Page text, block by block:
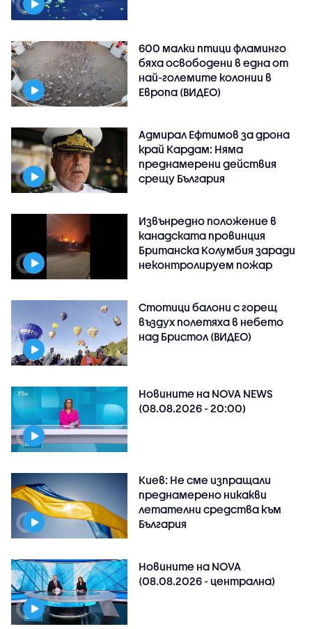
600 малки птици фламинго
бяха освободени в една от
най-големите колонии в
Европа (ВИДЕО)
Адмирал Ефтимов за дрона
край Кардам: Няма
преднамерени действия
срещу България
Извънредно положение в
канадската провинция
Британска Колумбия заради
неконтролируем пожар
Стотици балони с горещ
въздух полетяха в небето
над Бристол (ВИДЕО)
Новините на NOVA NEWS
(08.08.2026 - 20:00)
Киев: Не сме изпращали
преднамерено никакви
летателни средства към
България
Новините на NOVA
(08.08.2026 - централна)